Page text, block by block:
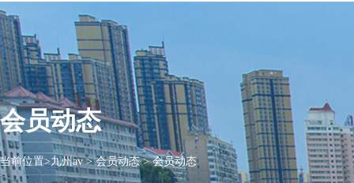
会员动态
当前位置>九州av>会员动态>会员动态